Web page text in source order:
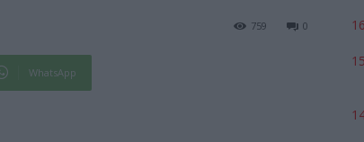
0
759
WhatsApp